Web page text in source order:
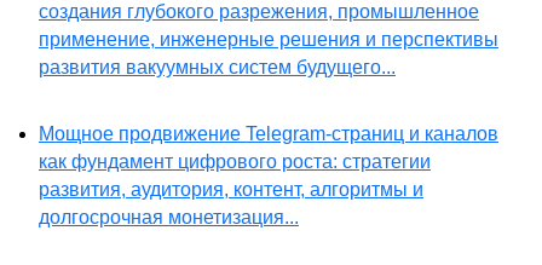
создания глубокого разрежения, промышленное
применение, инженерные решения и перспективы
развития вакуумных систем будущего...
Мощное продвижение Telegram-страниц и каналов
как фундамент цифрового роста: стратегии
развития, аудитория, контент, алгоритмы и
долгосрочная монетизация...